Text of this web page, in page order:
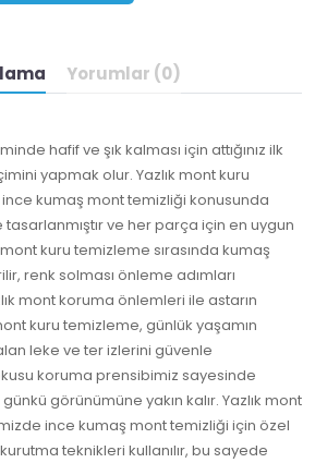
Yorumlar (0)
hafif ve şık kalması için attığınız ilk
yapmak olur. Yazlık mont kuru
kumaş mont temizliği konusunda
ve her parça için en uygun
kuru temizleme sırasında kumaş
renk solması önleme adımları
mont koruma önlemleri ile astarın
kuru temizleme, günlük yaşamın
leke ve ter izlerini güvenle
koruma prensibimiz sayesinde
görünümüne yakın kalır. Yazlık mont
ince kumaş mont temizliği için özel
teknikleri kullanılır, bu sayede